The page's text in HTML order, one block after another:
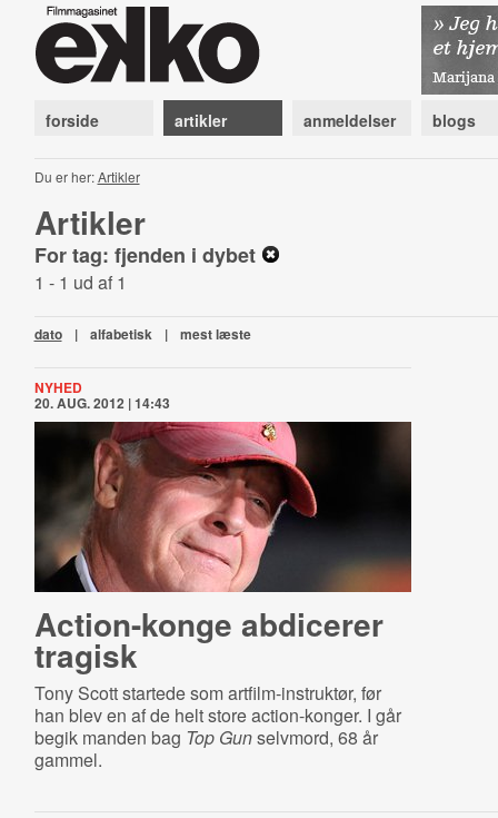
forside artikler anmeldelser blogs
Du er her:Artikler
Artikler
For tag: fjenden i dybet
1 - 1 ud af 1
dato | alfabetisk | mest læste
NYHED
20. AUG. 2012 | 14:43
Action-konge abdicerer
tragisk
Tony Scott startede som artfilm-instruktør, før
han blev en af de helt store action-konger. I går
begik manden bag Top Gunselvmord, 68 år
gammel.